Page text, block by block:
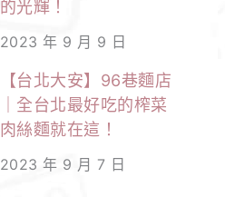
的光輝！
2023 年 9 月 9 日
【台北大安】96巷麵店
｜全台北最好吃的榨菜
肉絲麵就在這！
2023 年 9 月 7 日